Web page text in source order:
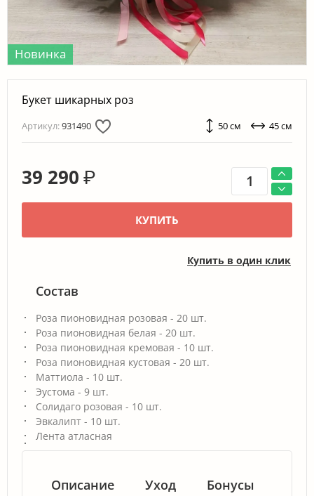
Новинка
Букет шикарных роз
Артикул:931490 50 см 45 см
39 290 ₽
КУПИТЬ
Купить в один клик
Состав
Роза пионовидная розовая - 20 шт.
Роза пионовидная белая - 20 шт.
Роза пионовидная кремовая - 10 шт.
Роза пионовидная кустовая - 20 шт.
Маттиола - 10 шт.
Эустома - 9 шт.
Солидаго розовая - 10 шт.
Эвкалипт - 10 шт.
Лента атласная
Описание Уход Бонусы